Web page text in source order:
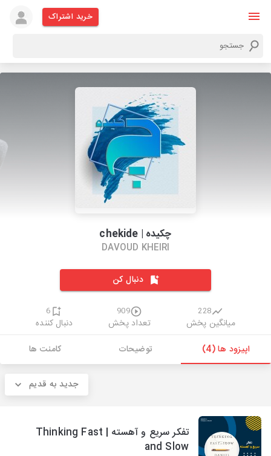
خرید اشتراک
چکیده | chekide
DAVOUD KHEIRI
دنبال کن
228
میانگین پخش
909
تعداد پخش
6
دنبال کننده
اپیزود ها (4)
توضیحات کامنت ها
جدید به قدیم
تفکر سریع و آهسته | Thinking Fast
and Slow